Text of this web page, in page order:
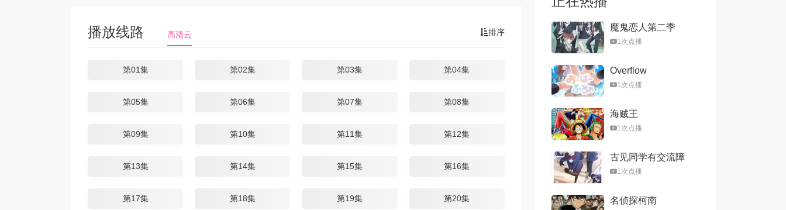
排序
播放线路 高清云
第01集 第02集 第03集 第04集
第05集 第06集 第07集 第08集
第09集 第10集 第11集 第12集
第13集 第14集 第15集 第16集
第17集 第18集 第19集 第20集
魔鬼恋人第二季
1次点播
Overflow
1次点播
海贼王
1次点播
古见同学有交流障
碍症
1次点播
名侦探柯南